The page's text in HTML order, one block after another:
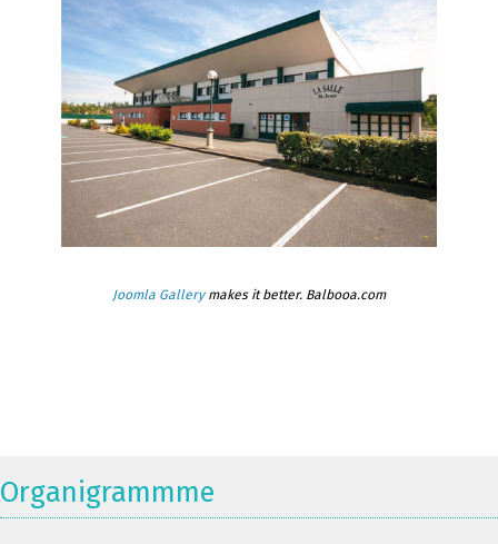
Joomla Gallerymakes it better. Balbooa.com
Organigrammme